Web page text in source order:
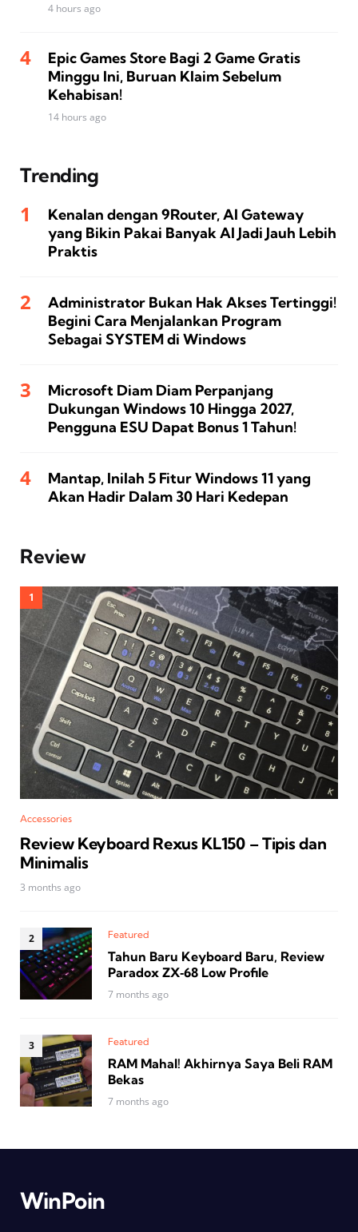
4 hours ago
Epic Games Store Bagi 2 Game Gratis
Minggu Ini, Buruan Klaim Sebelum
Kehabisan!
14 hours ago
Trending
Kenalan dengan 9Router, AI Gateway
yang Bikin Pakai Banyak AI Jadi Jauh Lebih
Praktis
Administrator Bukan Hak Akses Tertinggi!
Begini Cara Menjalankan Program
Sebagai SYSTEM di Windows
Microsoft Diam Diam Perpanjang
Dukungan Windows 10 Hingga 2027,
Pengguna ESU Dapat Bonus 1 Tahun!
Mantap, Inilah 5 Fitur Windows 11 yang
Akan Hadir Dalam 30 Hari Kedepan
Review
Accessories
Review Keyboard Rexus KL150 – Tipis dan
Minimalis
3 months ago
Featured
Tahun Baru Keyboard Baru, Review
Paradox ZX‑68 Low Profile
7 months ago
Featured
RAM Mahal! Akhirnya Saya Beli RAM
Bekas
7 months ago
WinPoin